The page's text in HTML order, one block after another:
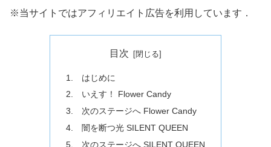
※当サイトではアフィリエイト広告を利用しています．
目次
1. はじめに
2. いえす！ Flower Candy
3. 次のステージへ Flower Candy
4. 闇を断つ光 SILENT QUEEN
5. 次のステージへ SILENT QUEEN